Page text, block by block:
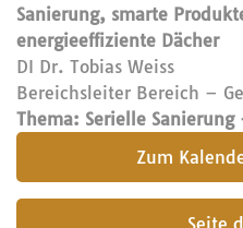
Sanierung, smarte
energieeffiziente Dächer
DI Dr. Tobias Weiss
Bereichsleiter Bereich –
Thema: Serielle
Seite